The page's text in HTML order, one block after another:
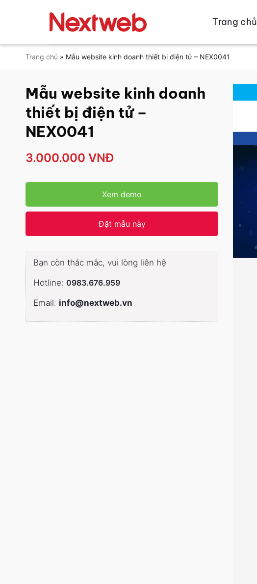
Trang chủ
Trang chủ » Mẫu website kinh doanh thiết bị điện tử – NEX0041
Mẫu website kinh doanh
thiết bị điện tử –
NEX0041
3.000.000 VNĐ
Xem demo
Đặt mẫu này
Bạn còn thắc mắc, vui lòng liên hệ
Hotline: 0983.676.959
Email: info@nextweb.vn